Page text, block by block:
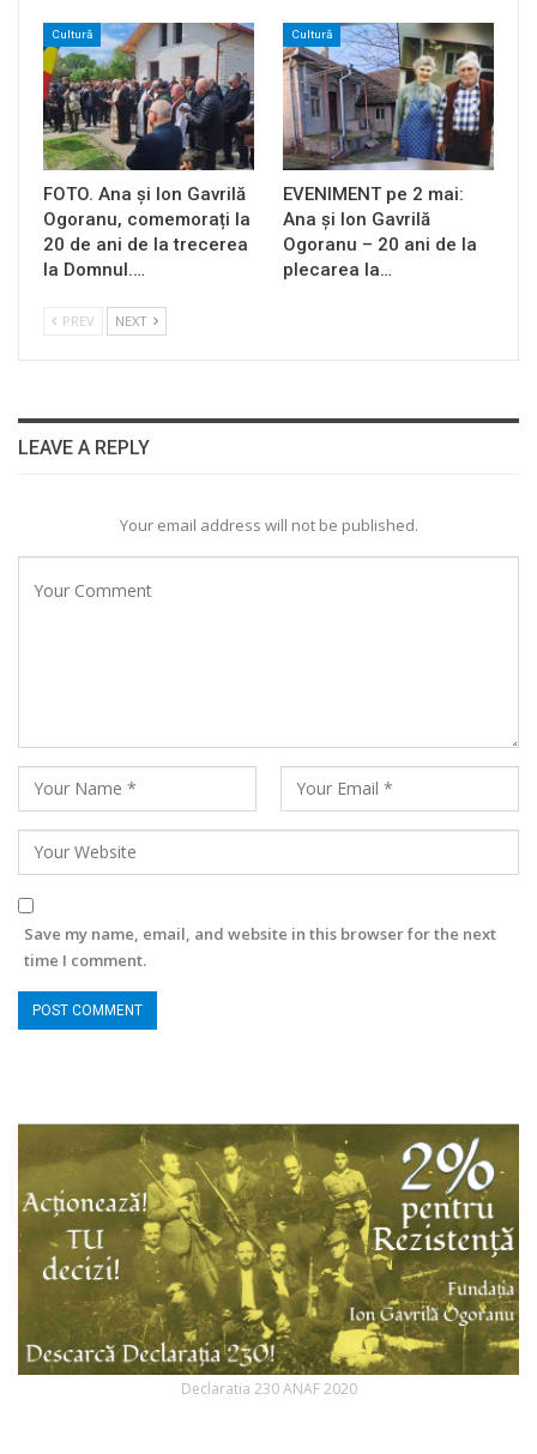
Cultură
FOTO. Ana și Ion Gavrilă
Ogoranu, comemorați la
20 de ani de la trecerea
la Domnul.…
Cultură
EVENIMENT pe 2 mai:
Ana și Ion Gavrilă
Ogoranu – 20 ani de la
plecarea la…
PREV NEXT
LEAVE A REPLY
Your email address will not be published.
Save my name, email, and website in this browser for the next
time I comment.
Declaratia 230 ANAF 2020